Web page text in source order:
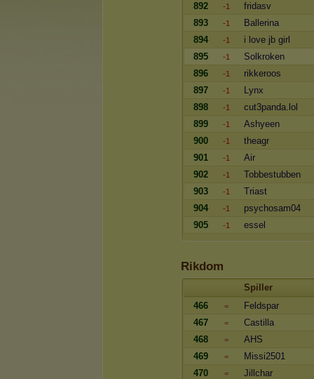
892
-1
fridasv
893
-1
Ballerina
894
-1
i love jb girl
895
-1
Solkroken
896
-1
rikkeroos
897
-1
Lynx
898
-1
cut3panda.lol
899
-1
Ashyeen
900
-1
theagr
901
-1
Air
902
-1
Tobbestubben
903
-1
Triast
904
-1
psychosam04
905
-1 essel
Rikdom
Spiller
466
=
Feldspar
467
=
Castilla
468
=
AHS
469
=
Missi2501
470
=
Jillchar